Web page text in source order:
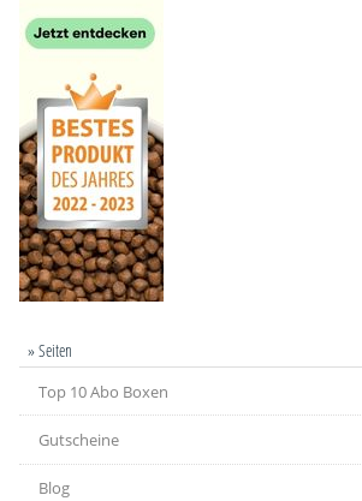
» Seiten
Top 10 Abo Boxen
Gutscheine
Blog